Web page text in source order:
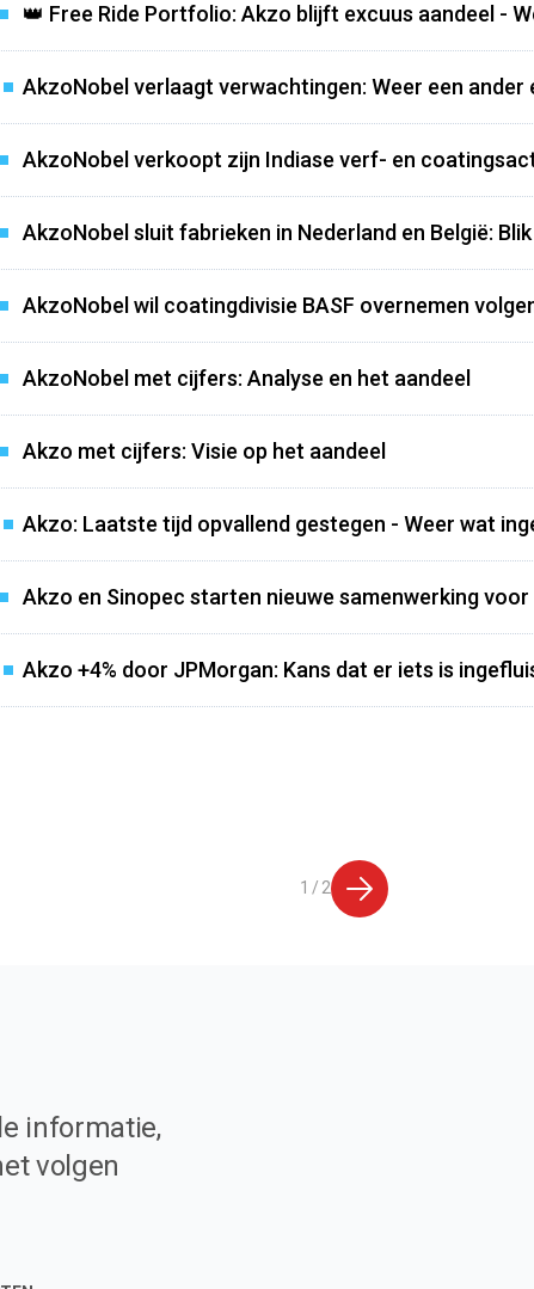
👑 Free Ride Portfolio: Akzo blijft excuus aandeel -
AkzoNobel verlaagt verwachtingen: Weer een ander
AkzoNobel verkoopt zijn Indiase verf- en
AkzoNobel sluit fabrieken in Nederland en België:
AkzoNobel wil coatingdivisie BASF overnemen
AkzoNobel met cijfers: Analyse en het aandeel
Akzo met cijfers: Visie op het aandeel
Akzo: Laatste tijd opvallend gestegen - Weer wat
Akzo en Sinopec starten nieuwe samenwerking voor
Akzo +4% door JPMorgan: Kans dat er iets is
1 / 2
informatie,
volgen